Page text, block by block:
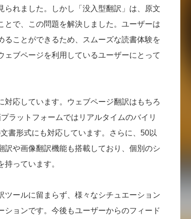
られました。しかし「没入型翻訳」は、原文
とで、この問題を解決しました。ユーザーは
ることができるため、スムーズな読書体験を
ブページを利用しているユーザーにとって
対応しています。ウェブページ翻訳はもちろ
ラットフォームではリアルタイムのバイリ
書形式にも対応しています。さらに、50以
訳や画像翻訳機能も搭載しており、個別のシ
っています。
ツールに留まらず、様々なシチュエーション
ョンです。今後もユーザーからのフィード